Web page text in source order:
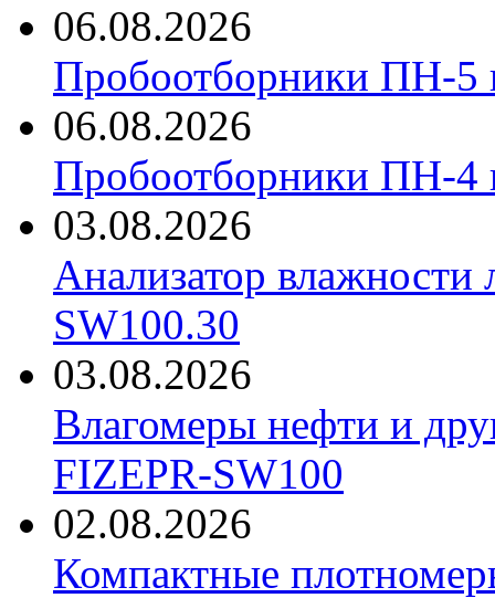
06.08.2026
Пробоотборники ПН-
06.08.2026
Пробоотборники ПН-
03.08.2026
Анализатор
SW100.30
03.08.2026
Влагомеры нефти и
FIZEPR-SW100
02.08.2026
Компактные